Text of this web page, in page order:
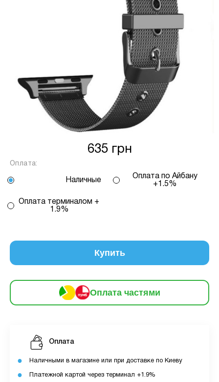
635 грн
Оплата:
Наличные
Оплата по Айбану
+1.5%
Оплата терминалом +
1.9%
Купить
Оплата частями
від кількості обраних вами платежів, від 2
до 25, та вираховується за допомогою
калькулятору або за консультацією нашого
Для оформлення розстрочки, в застосунку
ПРИВАТБАНК у вас має бути відкритий ліміт на
МИТТЄВА РОЗСТРОЧКА чи ОПЛАТА
ЧАСТИНАМИ.
Якщо сума доступного ліміту в застосунку менша
за вартість обраного вами товару, ви маєте
можливість доплатити різницю безпосередньо в
ПУМБ
Оплата
За допомогою ПУМБ ви маєте можливість
Для оформлення розстрочки вам необхідно
Максимальна сума розстрочки дорівнює
вашому доступному ліміту в додатку.
З боку ПУМБ немає жодних прихованих комісій
Оплата
Наличными в магазине или при доставке по Киеву
Платежной картой через терминал +1.9%